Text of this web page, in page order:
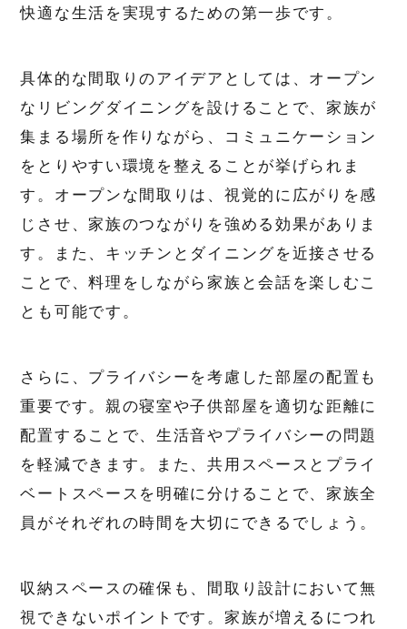
快適な生活を実現するための第一歩です。
具体的な間取りのアイデアとしては、オープン
なリビングダイニングを設けることで、家族が
集まる場所を作りながら、コミュニケーション
をとりやすい環境を整えることが挙げられま
す。オープンな間取りは、視覚的に広がりを感
じさせ、家族のつながりを強める効果がありま
す。また、キッチンとダイニングを近接させる
ことで、料理をしながら家族と会話を楽しむこ
とも可能です。
さらに、プライバシーを考慮した部屋の配置も
重要です。親の寝室や子供部屋を適切な距離に
配置することで、生活音やプライバシーの問題
を軽減できます。また、共用スペースとプライ
ベートスペースを明確に分けることで、家族全
員がそれぞれの時間を大切にできるでしょう。
収納スペースの確保も、間取り設計において無
視できないポイントです。家族が増えるにつれ